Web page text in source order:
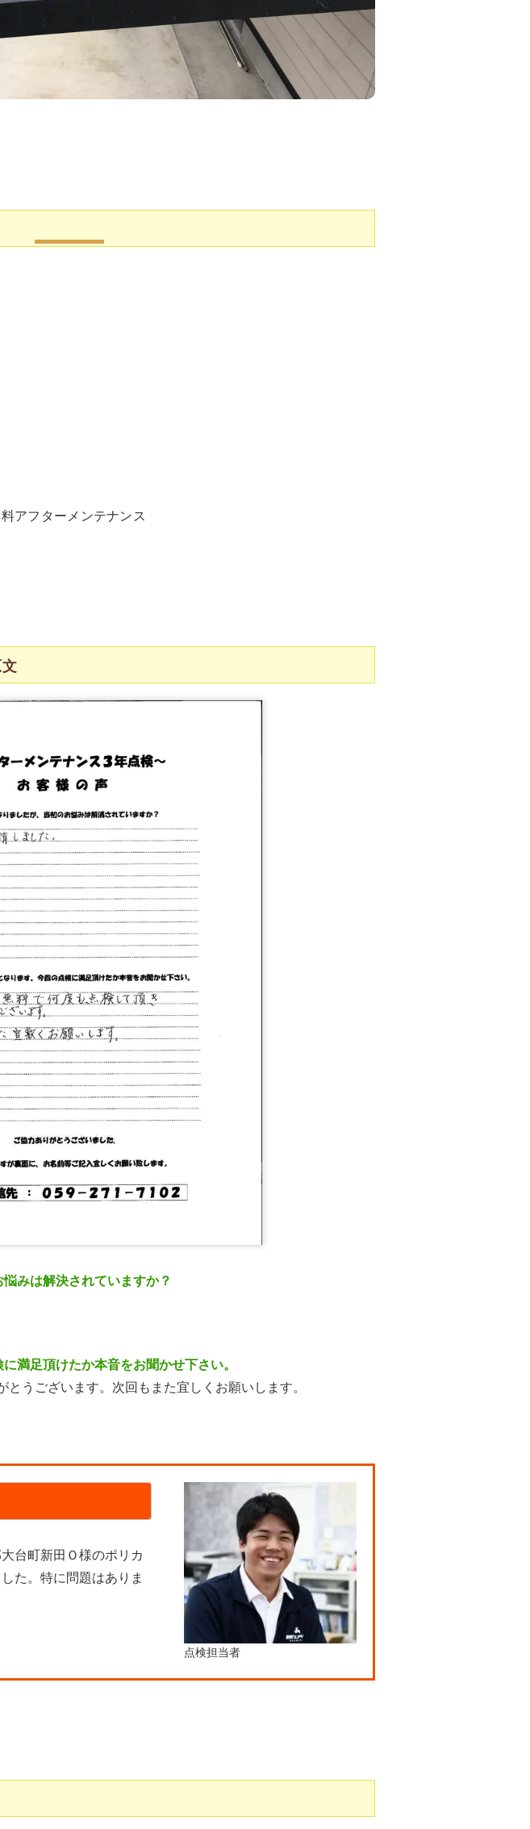
アフターメンテナンス
みは解決されていますか？
満足頂けたか本音をお聞かせ下さい。
うございます。次回もまた宜しくお願いします。
台町新田Ｏ様のポリカ
た。特に問題はありま
点検担当者